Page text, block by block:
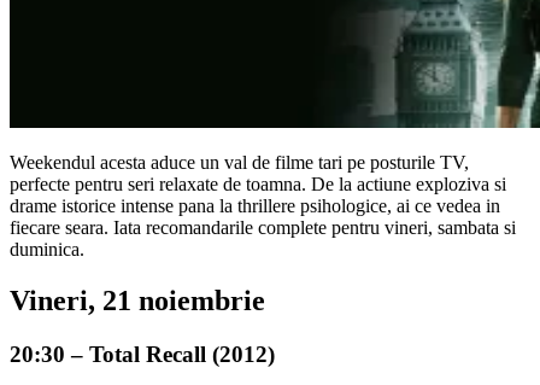
Weekendul acesta aduce un val de filme tari pe posturile TV,
perfecte pentru seri relaxate de toamna. De la actiune exploziva si
drame istorice intense pana la thrillere psihologice, ai ce vedea in
fiecare seara. Iata recomandarile complete pentru vineri, sambata si
duminica.
Vineri, 21 noiembrie
20:30 – Total Recall (2012)